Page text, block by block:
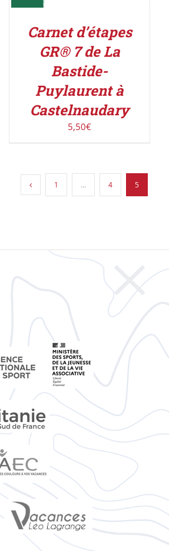
Carnet d’étapes
GR® 7 de La
Bastide-
Puylaurent à
Castelnaudary
5,50€
1 … 4 5